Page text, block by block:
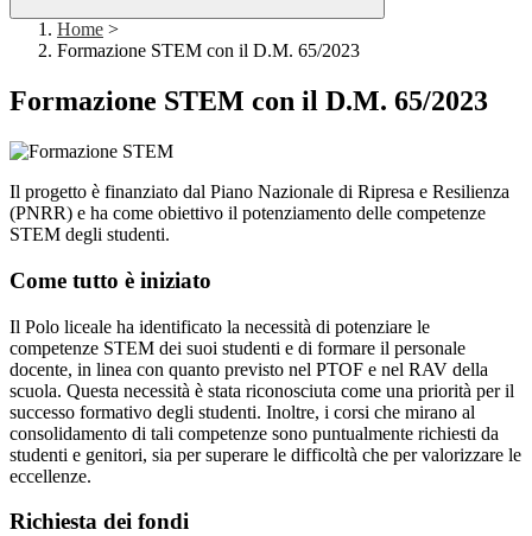
Home >
Formazione STEM con il D.M. 65/2023
Formazione STEM con il D.M. 65/2023
Il progetto è finanziato dal Piano Nazionale di Ripresa e Resilienza
(PNRR) e ha come obiettivo il potenziamento delle competenze
STEM degli studenti.
Come tutto è iniziato
Il Polo liceale ha identificato la necessità di potenziare le
competenze STEM dei suoi studenti e di formare il personale
docente, in linea con quanto previsto nel PTOF e nel RAV della
scuola. Questa necessità è stata riconosciuta come una priorità per il
successo formativo degli studenti. Inoltre, i corsi che mirano al
consolidamento di tali competenze sono puntualmente richiesti da
studenti e genitori, sia per superare le difficoltà che per valorizzare le
eccellenze.
Richiesta dei fondi